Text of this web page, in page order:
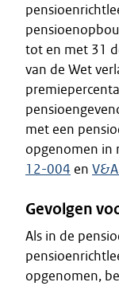
tot en met 31
van de Wet
met een
opgenomen in
12-004 en
Gevolgen
Als in de
opgenomen,